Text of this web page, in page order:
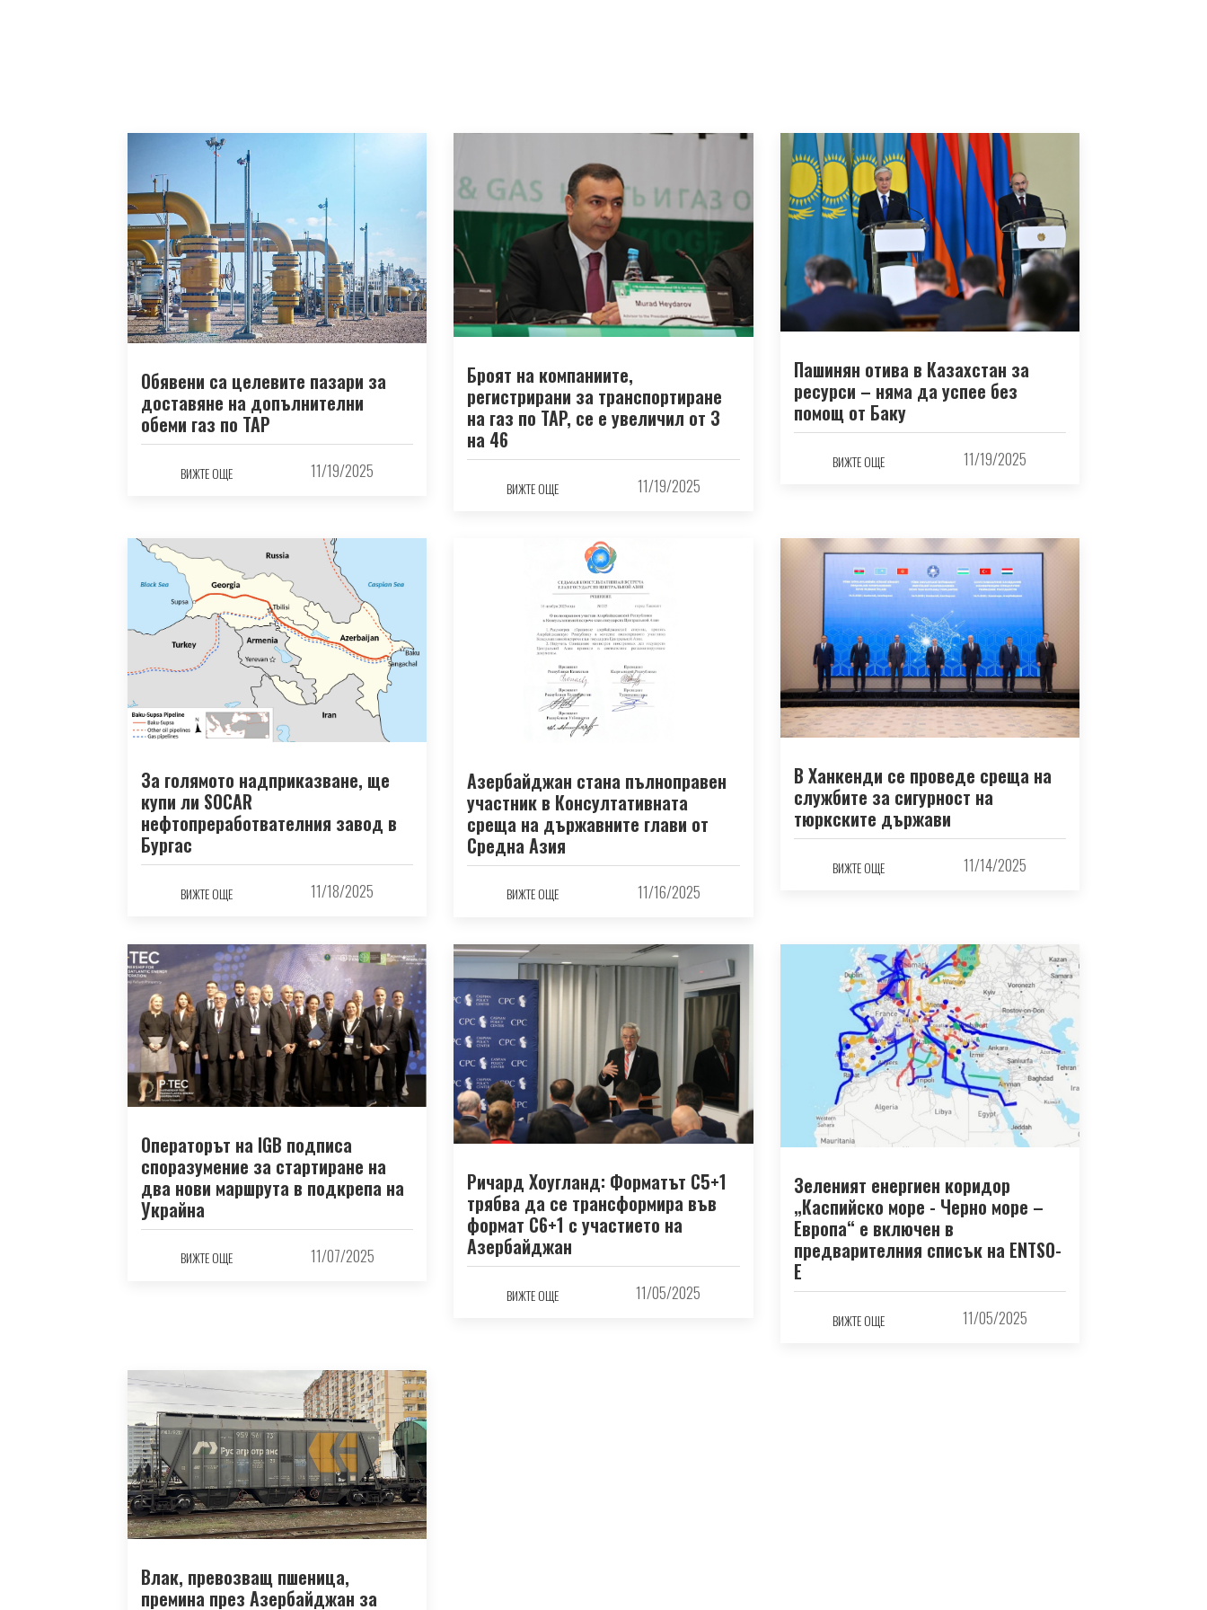
Обявени са целевите пазари за
доставяне на допълнителни
обеми газ по TAP
ВИЖТЕ ОЩЕ 11/19/2025
Броят на компаниите,
регистрирани за транспортиране
на газ по TAP, се е увеличил от 3
на 46
ВИЖТЕ ОЩЕ 11/19/2025
Пашинян отива в Казахстан за
ресурси – няма да успее без
помощ от Баку
ВИЖТЕ ОЩЕ 11/19/2025
За голямото надприказване, ще
купи ли SOCAR
нефтопреработвателния завод в
Бургас
ВИЖТЕ ОЩЕ 11/18/2025
Азербайджан стана пълноправен
участник в Консултативната
среща на държавните глави от
Средна Азия
ВИЖТЕ ОЩЕ 11/16/2025
В Ханкенди се проведе среща на
службите за сигурност на
тюркските държави
ВИЖТЕ ОЩЕ 11/14/2025
Операторът на IGB подписа
споразумение за стартиране на
два нови маршрута в подкрепа на
Украйна
ВИЖТЕ ОЩЕ 11/07/2025
Ричард Хоугланд: Форматът C5+1
трябва да се трансформира във
формат C6+1 с участието на
Азербайджан
ВИЖТЕ ОЩЕ 11/05/2025
Зеленият енергиен коридор
„Каспийско море - Черно море –
Европа“ е включен в
предварителния списък на ENTSO-
Е
ВИЖТЕ ОЩЕ 11/05/2025
Влак, превозващ пшеница,
премина през Азербайджан за